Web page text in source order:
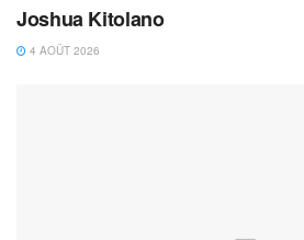
Joshua Kitolano
4 AOÛT 2026